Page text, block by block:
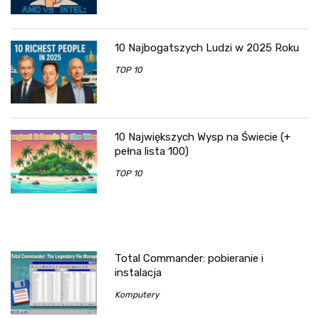
10 Najbogatszych Ludzi w 2025 Roku
TOP 10
10 Największych Wysp na Świecie (+
pełna lista 100)
TOP 10
Total Commander: pobieranie i
instalacja
Komputery